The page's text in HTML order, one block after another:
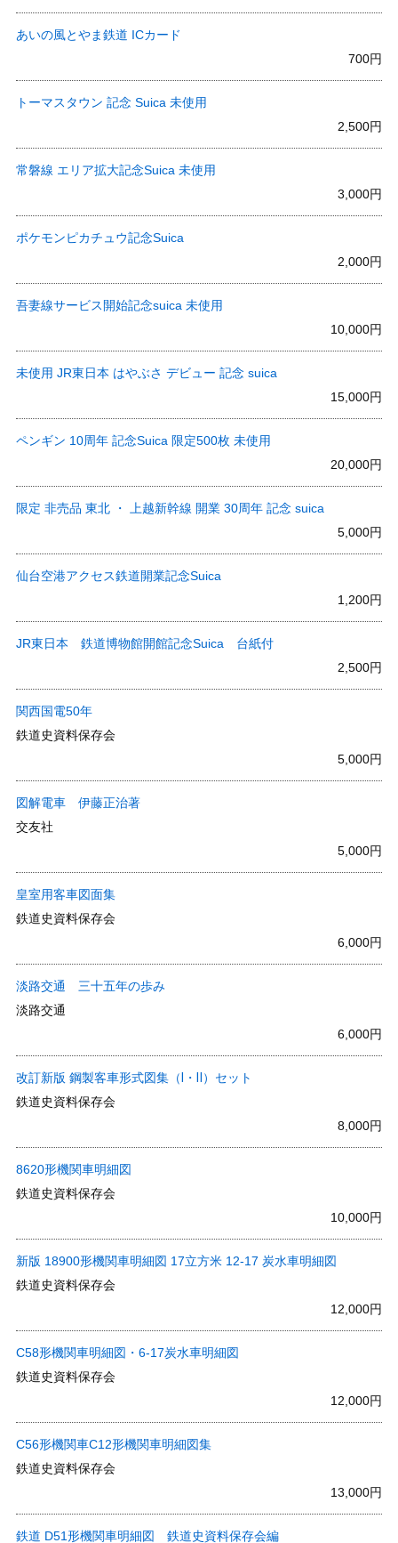
あいの風とやま鉄道 ICカード
700円
トーマスタウン 記念 Suica 未使用
2,500円
常磐線 エリア拡大記念Suica 未使用
3,000円
ポケモンピカチュウ記念Suica
2,000円
吾妻線サービス開始記念suica 未使用
10,000円
未使用 JR東日本 はやぶさ デビュー 記念 suica
15,000円
ペンギン 10周年 記念Suica 限定500枚 未使用
20,000円
限定 非売品 東北 ・ 上越新幹線 開業 30周年 記念 suica
5,000円
仙台空港アクセス鉄道開業記念Suica
1,200円
JR東日本 鉄道博物館開館記念Suica 台紙付
2,500円
関西国電50年
鉄道史資料保存会
5,000円
図解電車 伊藤正治著
交友社
5,000円
皇室用客車図面集
鉄道史資料保存会
6,000円
淡路交通 三十五年の歩み
淡路交通
6,000円
改訂新版 鋼製客車形式図集（Ⅰ・Ⅱ）セット
鉄道史資料保存会
8,000円
8620形機関車明細図
鉄道史資料保存会
10,000円
新版 18900形機関車明細図 17立方米 12-17 炭水車明細図
鉄道史資料保存会
12,000円
C58形機関車明細図・6-17炭水車明細図
鉄道史資料保存会
12,000円
C56形機関車C12形機関車明細図集
鉄道史資料保存会
13,000円
鉄道 D51形機関車明細図 鉄道史資料保存会編